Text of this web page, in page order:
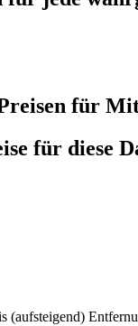
für
für diese
(aufsteigend)